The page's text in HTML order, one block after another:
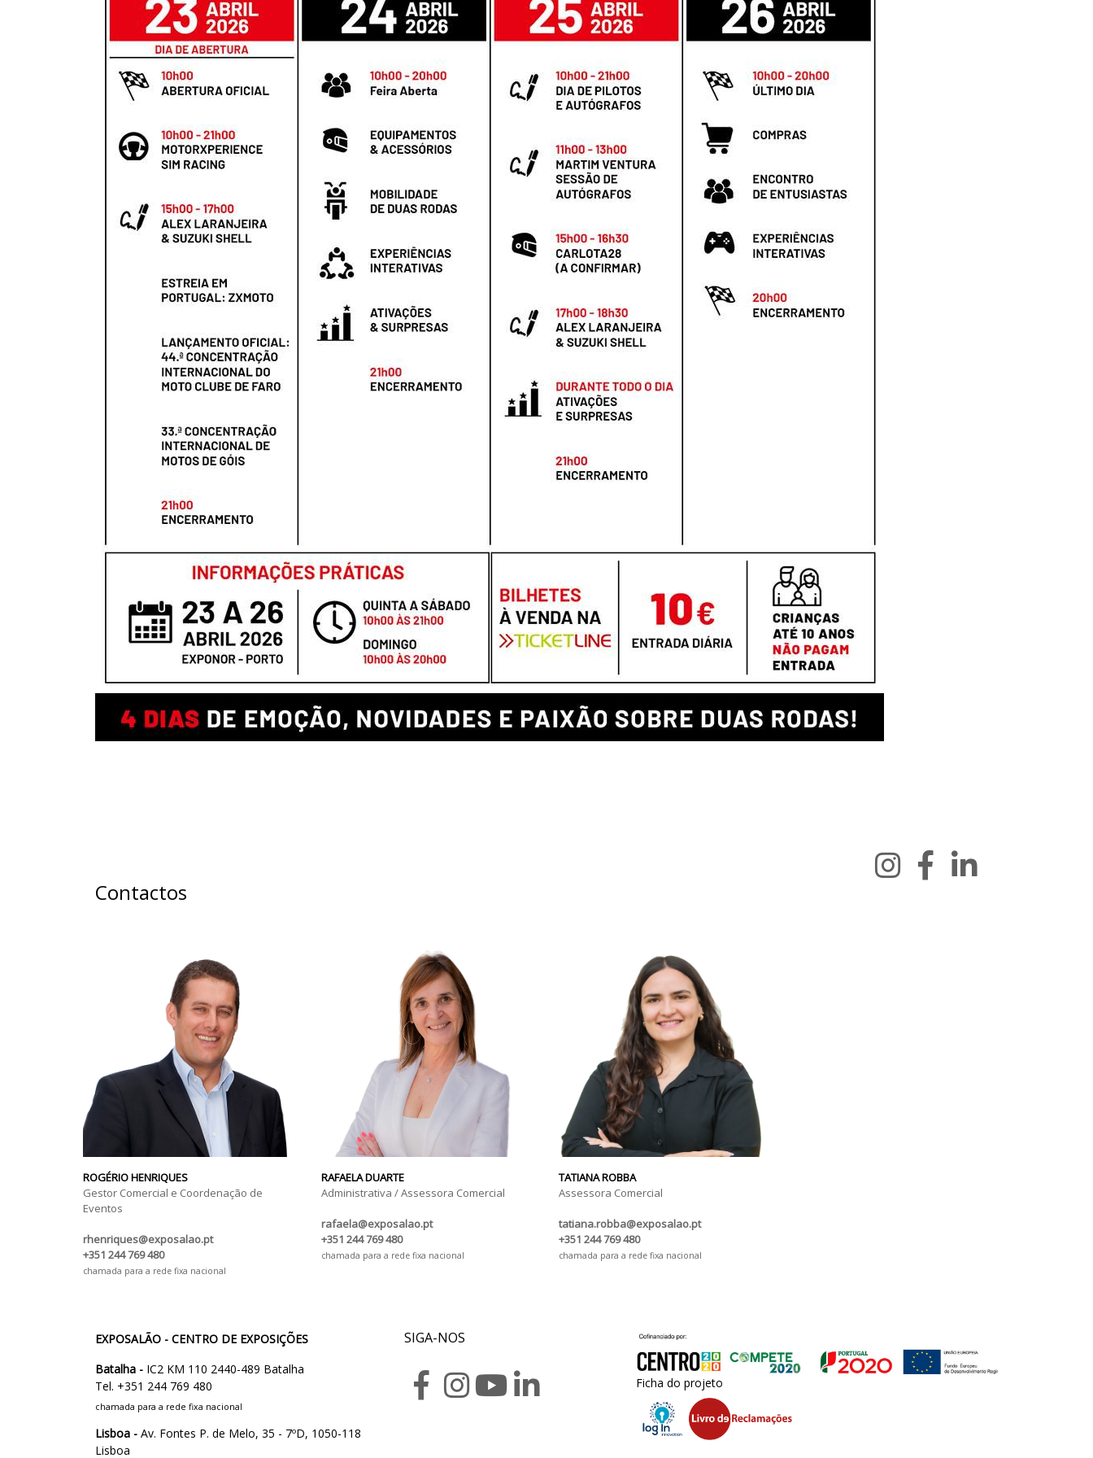
Contactos
ROGÉRIO HENRIQUES
Gestor Comercial e Coordenação de
Eventos
rhenriques@exposalao.pt
+351 244 769 480
chamada para a rede fixa nacional
RAFAELA DUARTE
Administrativa / Assessora Comercial
rafaela@exposalao.pt
+351 244 769 480
chamada para a rede fixa nacional
TATIANA ROBBA
Assessora Comercial
tatiana.robba@exposalao.pt
+351 244 769 480
chamada para a rede fixa nacional
EXPOSALÃO - CENTRO DE EXPOSIÇÕES
Batalha - IC2 KM 110 2440-489 Batalha
Tel. +351 244 769 480
chamada para a rede fixa nacional
Lisboa - Av. Fontes P. de Melo, 35 - 7ºD, 1050-118
Lisboa
SIGA-NOS
Ficha do projeto